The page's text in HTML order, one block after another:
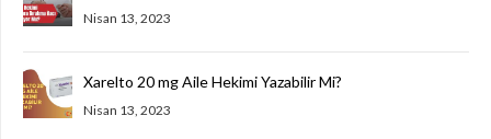
Nisan 13, 2023
Xarelto 20 mg Aile Hekimi Yazabilir Mi?
Nisan 13, 2023